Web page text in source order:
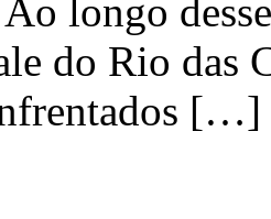
longo
do Rio das
[…]